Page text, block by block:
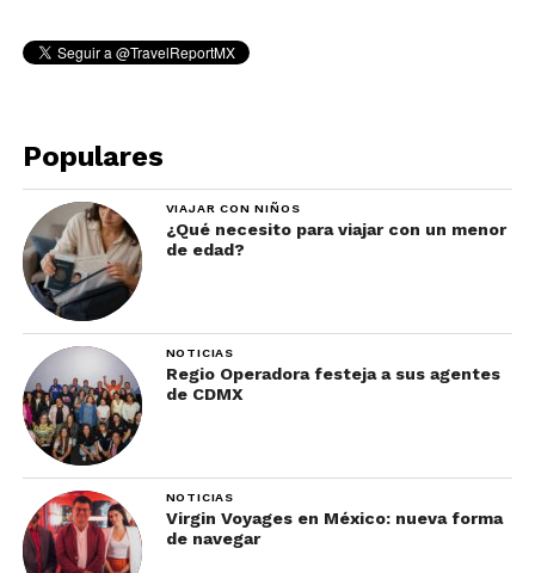
Para más información, haz clicaquí.
Populares
VIAJAR CON NIÑOS
¿Qué necesito para viajar con un menor
de edad?
NOTICIAS
Regio Operadora festeja a sus agentes
de CDMX
NOTICIAS
Virgin Voyages en México: nueva forma
de navegar